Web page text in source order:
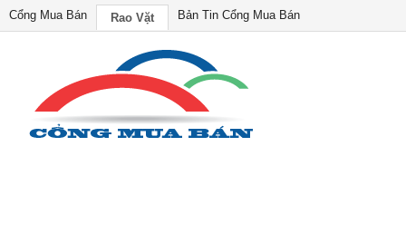
Cổng Mua Bán Rao Vặt Bản Tin Cổng Mua Bán